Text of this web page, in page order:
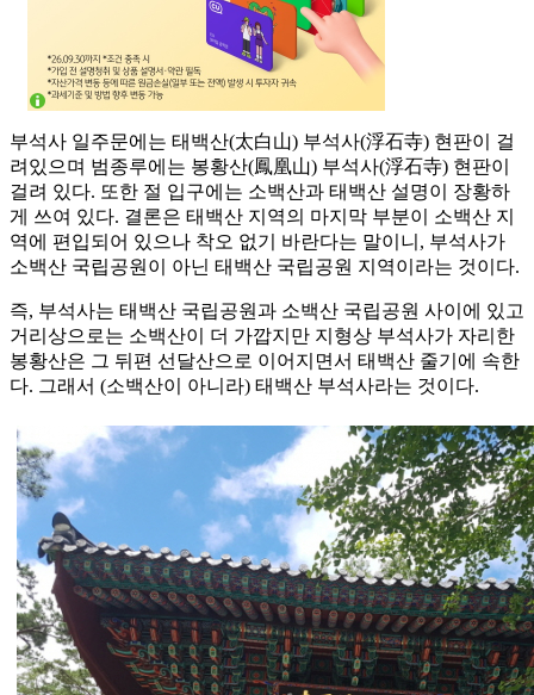
부석사 일주문에는 태백산(太白山) 부석사(浮石寺) 현판이 걸
려있으며 범종루에는 봉황산(鳳凰山) 부석사(浮石寺) 현판이
걸려 있다. 또한 절 입구에는 소백산과 태백산 설명이 장황하
게 쓰여 있다. 결론은 태백산 지역의 마지막 부분이 소백산 지
역에 편입되어 있으나 착오 없기 바란다는 말이니, 부석사가
소백산 국립공원이 아닌 태백산 국립공원 지역이라는 것이다.
즉, 부석사는 태백산 국립공원과 소백산 국립공원 사이에 있고
거리상으로는 소백산이 더 가깝지만 지형상 부석사가 자리한
봉황산은 그 뒤편 선달산으로 이어지면서 태백산 줄기에 속한
다. 그래서 (소백산이 아니라) 태백산 부석사라는 것이다.